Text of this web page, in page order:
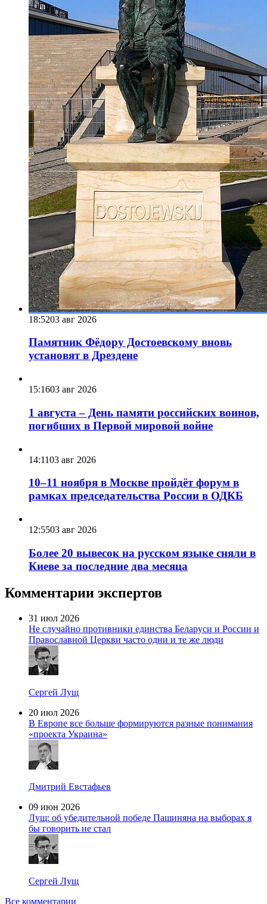
18:5203 авг 2026
Памятник Фёдору Достоевскому вновь
установят в Дрездене
15:1603 авг 2026
1 августа – День памяти российских воинов,
погибших в Первой мировой войне
14:1103 авг 2026
10–11 ноября в Москве пройдёт форум в
рамках председательства России в ОДКБ
12:5503 авг 2026
Более 20 вывесок на русском языке сняли в
Киеве за последние два месяца
Комментарии экспертов
31 июл 2026
Не случайно противники единства Беларуси и России и
Православной Церкви часто одни и те же люди
Сергей Лущ
20 июл 2026
В Европе все больше формируются разные понимания
«проекта Украина»
Дмитрий Евстафьев
09 июн 2026
Лущ: об убедительной победе Пашиняна на выборах я
бы говорить не стал
Сергей Лущ
Все комментарии